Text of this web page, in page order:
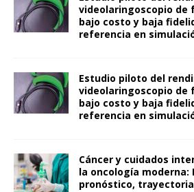
videolaringoscopio de
bajo costo y baja
referencia en
Estudio piloto del
videolaringoscopio de
bajo costo y baja
referencia en
Cáncer y cuidados
la oncología moderna:
pronóstico,